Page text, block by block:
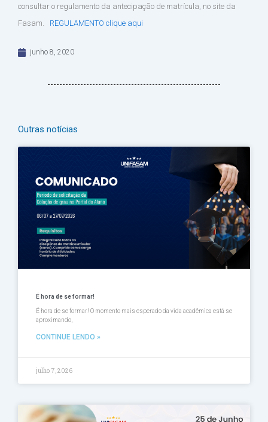
consultar o regulamento da antecipação de matrícula, no site da
Fasam. REGULAMENTO clique aqui
junho 8, 2020
Outras notícias
É hora de se formar!
É hora de se formar! O momento mais esperado da vida acadêmica está se
aproximando,
CONTINUE LENDO »
julho 7, 2026
PáginaPágina
PáginaPáginaPágina